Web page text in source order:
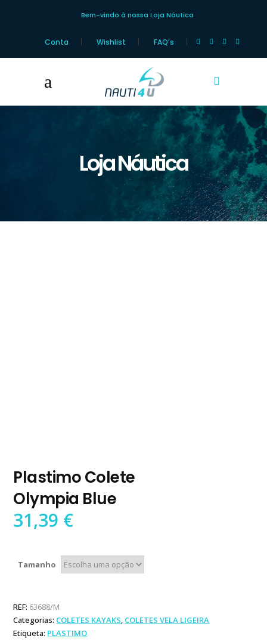
Bem-vindo à nossa Loja Náutica
Conta Wishlist FAQ’s
Loja Náutica
Plastimo Colete
Olympia Blue
31,39 €
Tamanho
REF: 63688/M
Categorias: COLETES KAYAKS, COLETES VELA LIGEIRA
Etiqueta: PLASTIMO